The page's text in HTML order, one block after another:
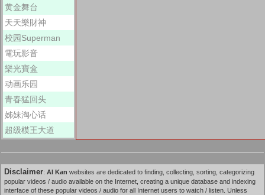
黄金舞台
天天樂財神
校园Superman
電玩影音
樂光寶盒
动画乐园
青春猛回头
姊妹淘心话
超级模王大道
Disclaimer: AI Kan websites are dedicated to finding, collecting, sorting, categorizing
popular videos / audio available on the Internet, creating a unique database and indexing
interface of these popular videos / audio for all Internet users to watch / listen. Unless